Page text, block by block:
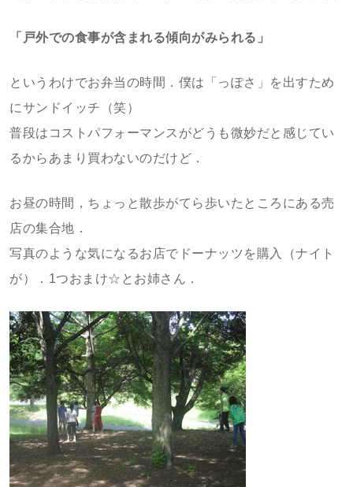
「戸外での食事が含まれる傾向がみられる」
というわけでお弁当の時間．僕は「っぽさ」を出すため
にサンドイッチ（笑）
普段はコストパフォーマンスがどうも微妙だと感じてい
るからあまり買わないのだけど．
お昼の時間，ちょっと散歩がてら歩いたところにある売
店の集合地．
写真のような気になるお店でドーナッツを購入（ナイト
が）．1つおまけ☆とお姉さん．